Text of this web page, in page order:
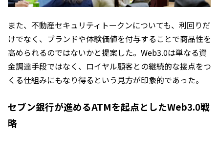
また、不動産セキュリティトークンについても、利回りだ
けでなく、ブランドや体験価値を付与することで商品性を
高められるのではないかと提案した。Web3.0は単なる資
金調達手段ではなく、ロイヤル顧客との継続的な接点をつ
くる仕組みにもなり得るという見方が印象的であった。
セブン銀行が進めるATMを起点としたWeb3.0戦
略